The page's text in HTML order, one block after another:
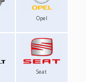
Opel
Seat